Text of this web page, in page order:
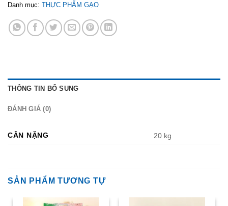
Danh mục: THỰC PHẨM GẠO
THÔNG TIN BỔ SUNG
ĐÁNH GIÁ (0)
CÂN NẶNG 20 kg
SẢN PHẨM TƯƠNG TỰ